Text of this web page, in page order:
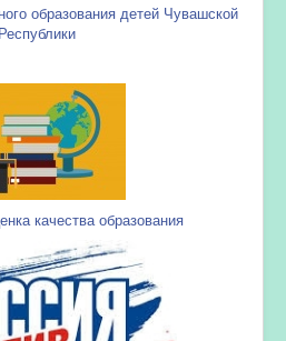
образования детей Чувашской
Республики
качества образования